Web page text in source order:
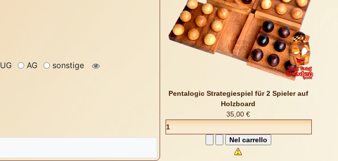
UG AG sonstige
Pentalogic Strategiespiel für 2 Spieler auf
Holzboard
35,00 €